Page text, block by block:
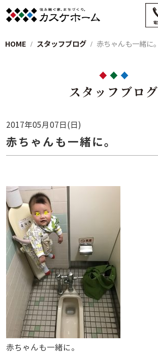
HOME スタッフブログ 赤ちゃんも一緒に。
スタッフブログ
2017年05月07日(日)
赤ちゃんも一緒に。
赤ちゃんも一緒に。